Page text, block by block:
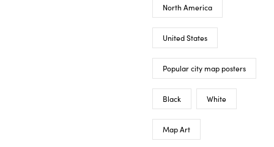
North America
United States
Popular city map posters
Black White
Map Art